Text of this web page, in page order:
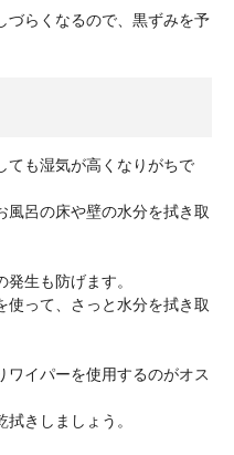
づらくなるので、黒ずみを予
ても湿気が高くなりがちで
風呂の床や壁の水分を拭き取
生も防げます。
使って、さっと水分を拭き取
ワイパーを使用するのがオス
きしましょう。